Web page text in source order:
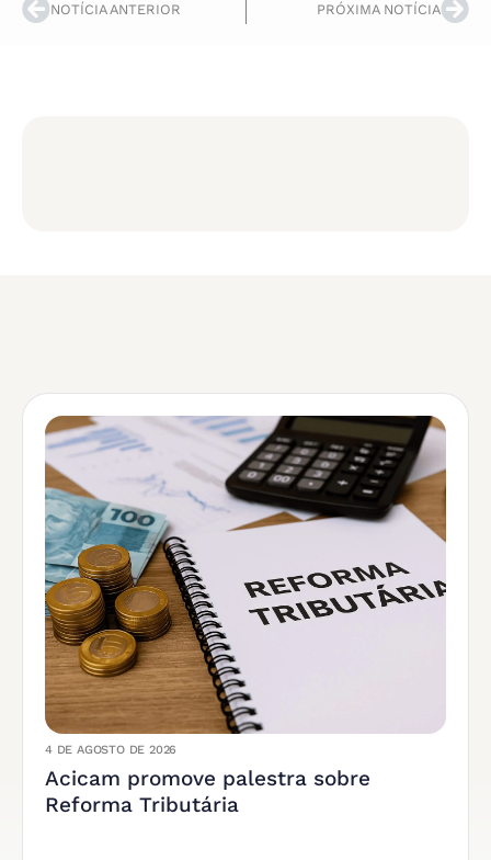
NOTÍCIA ANTERIOR PRÓXIMA NOTÍCIA
4 DE AGOSTO DE 2026
Acicam promove palestra sobre
Reforma Tributária